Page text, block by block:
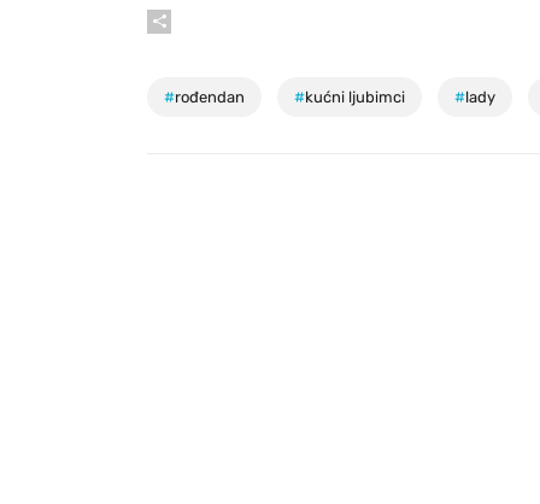
#rođendan #kućni ljubimci #lady